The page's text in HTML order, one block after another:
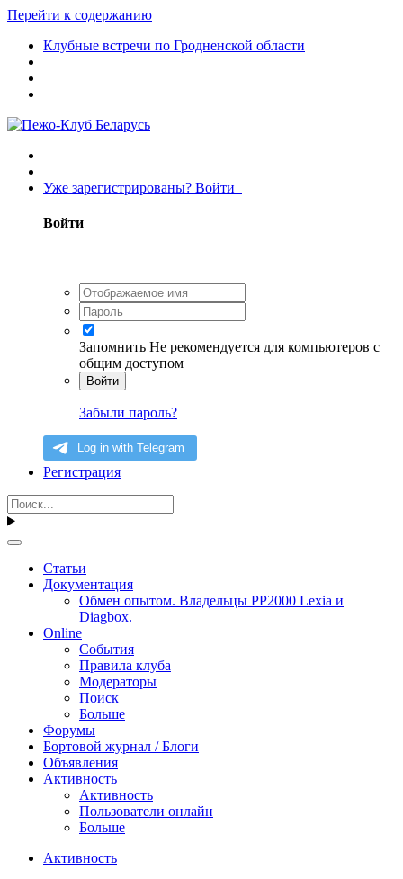
Перейти к содержанию
Клубные встречи по Гродненской области
Уже зарегистрированы? Войти
Войти
Запомнить Не рекомендуется для компьютеров с
общим доступом
Войти
Забыли пароль?
Регистрация
Статьи
Документация
Обмен опытом. Владельцы PP2000 Lexia и
Diagbox.
Online
События
Правила клуба
Модераторы
Поиск
Больше
Форумы
Бортовой журнал / Блоги
Объявления
Активность
Активность
Пользователи онлайн
Больше
Активность